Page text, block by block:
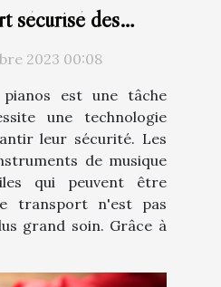
sécurisé des
2023 00:08
est une tâche
une technologie
leur sécurité. Les
de musique
qui peuvent être
transport n'est pas
grand soin. Grâce à